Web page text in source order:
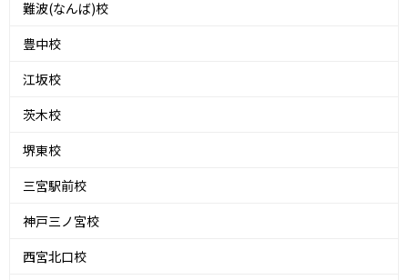
難波(なんば)校
豊中校
江坂校
茨木校
堺東校
三宮駅前校
神戸三ノ宮校
西宮北口校